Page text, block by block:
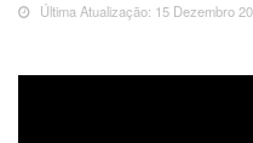
Última Atualização: 15 Dezembro